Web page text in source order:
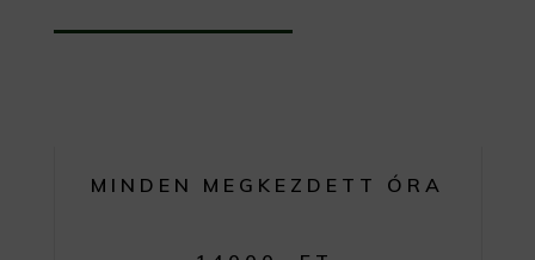
MINDEN MEGKEZDETT ÓRA